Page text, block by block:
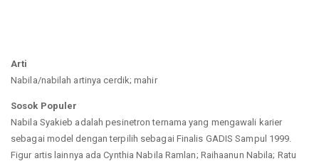
Arti
Nabila/nabilah artinya cerdik; mahir
Sosok Populer
Nabila Syakieb adalah pesinetron ternama yang mengawali karier
sebagai model dengan terpilih sebagai Finalis GADIS Sampul 1999.
Figur artis lainnya ada Cynthia Nabila Ramlan; Raihaanun Nabila; Ratu